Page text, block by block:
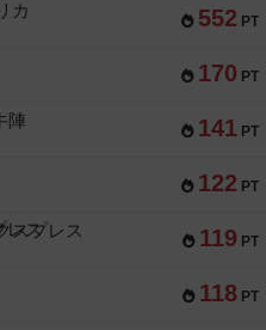
552 PT
カ
170 PT
141 PT
陣
122 PT
119 PT
スプレス
118 PT